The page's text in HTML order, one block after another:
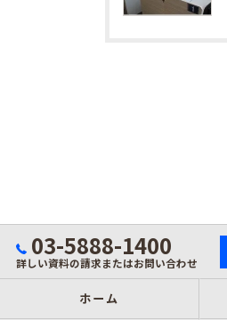
03-5888-1400
詳しい資料の請求またはお問い合わせ
ホーム